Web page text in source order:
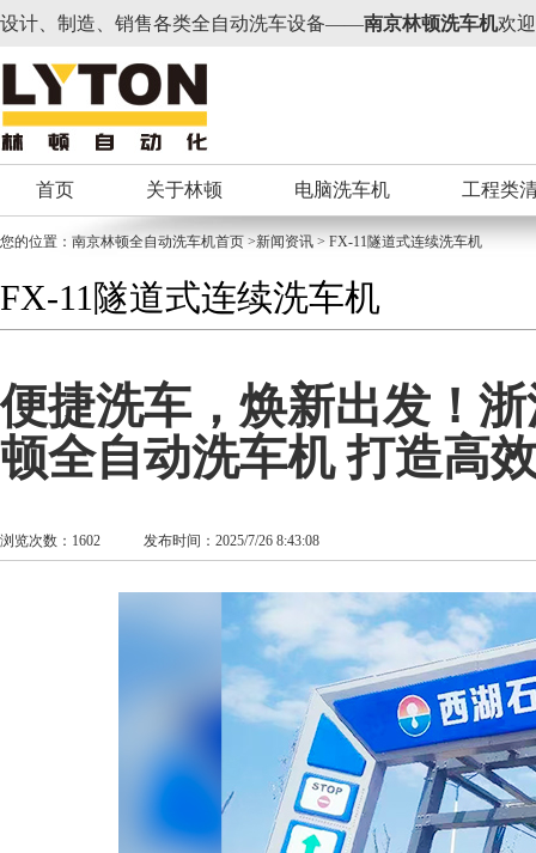
设计、制造、销售各类全自动洗车设备——南京林顿洗车机欢
首页 关于林顿 电脑洗车机 工程类
您的位置： 南京林顿全自动洗车机首页 >新闻资讯 > FX-11隧道式连续洗车机
FX-11隧道式连续洗车机
便捷洗车，焕新出发！
顿全自动洗车机 打造高
浏览次数：1602 发布时间：2025/7/26 8:43:08